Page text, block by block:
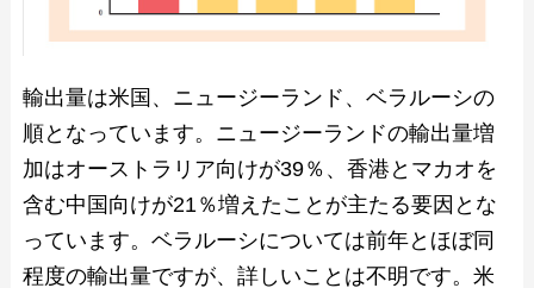
輸出量は米国、ニュージーランド、ベラルーシの
順となっています。ニュージーランドの輸出量増
加はオーストラリア向けが39％、香港とマカオを
含む中国向けが21％増えたことが主たる要因とな
っています。ベラルーシについては前年とほぼ同
程度の輸出量ですが、詳しいことは不明です。米